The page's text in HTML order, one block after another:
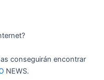
conseguirán encontrar
NEWS.